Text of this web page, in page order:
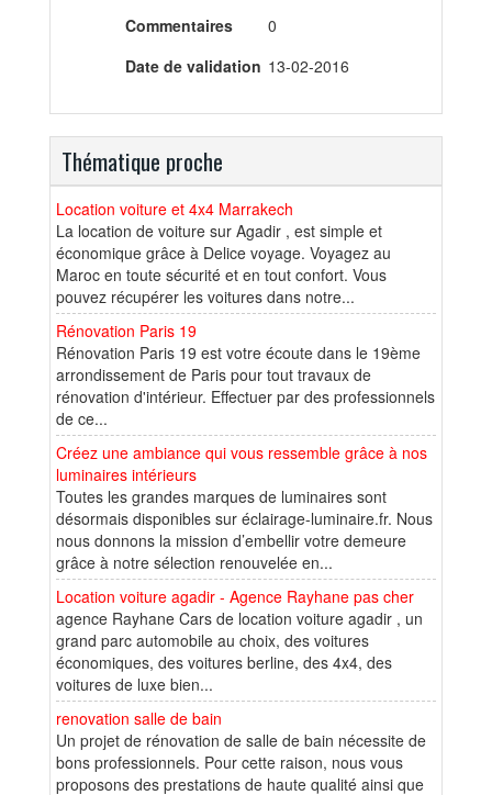
Commentaires
0
Date de validation 13-02-2016
Thématique proche
Location voiture et 4x4 Marrakech
La location de voiture sur Agadir , est simple et
économique grâce à Delice voyage. Voyagez au
Maroc en toute sécurité et en tout confort. Vous
pouvez récupérer les voitures dans notre...
Rénovation Paris 19
Rénovation Paris 19 est votre écoute dans le 19ème
arrondissement de Paris pour tout travaux de
rénovation d'intérieur. Effectuer par des professionnels
de ce...
Créez une ambiance qui vous ressemble grâce à nos
luminaires intérieurs
Toutes les grandes marques de luminaires sont
désormais disponibles sur éclairage-luminaire.fr. Nous
nous donnons la mission d’embellir votre demeure
grâce à notre sélection renouvelée en...
Location voiture agadir - Agence Rayhane pas cher
agence Rayhane Cars de location voiture agadir , un
grand parc automobile au choix, des voitures
économiques, des voitures berline, des 4x4, des
voitures de luxe bien...
renovation salle de bain
Un projet de rénovation de salle de bain nécessite de
bons professionnels. Pour cette raison, nous vous
proposons des prestations de haute qualité ainsi que